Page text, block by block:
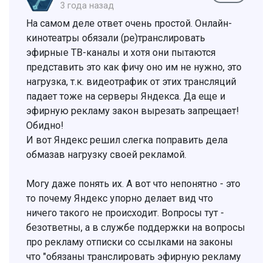
3 года назад
На самом деле ответ очень простой. Онлайн-
кинотеатры обязали (ре)транслировать
эфирные ТВ-каналы и хотя они пытаются
представить это как фичу оно им не нужно, это
нагрузка, т.к. видеотрафик от этих трансляций
падает тоже на серверы Яндекса. Да еще и
эфирную рекламу закон вырезать запрещает!
Обидно!
И вот Яндекс решил слегка поправить дела
обмазав нагрузку своей рекламой.
Могу даже понять их. А вот что непонятно - это
то почему Яндекс упорно делает вид что
ничего такого не происходит. Вопросы тут -
безответны, а в службе поддержки на вопросы
про рекламу отписки со ссылками на законы
что "обязаны транслировать эфирную рекламу